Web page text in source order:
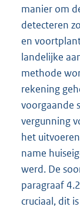
manier om
detecteren
en
landelijke
methode
rekening
voorgaande
vergunning
het
name
werd. De
paragraaf
cruciaal, dit